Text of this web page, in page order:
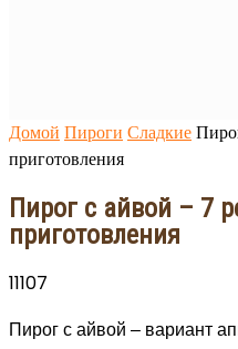
Домой Пироги Сладкие
приготовления
Пирог с айвой – 7
приготовления
11107
Пирог с айвой – вариант